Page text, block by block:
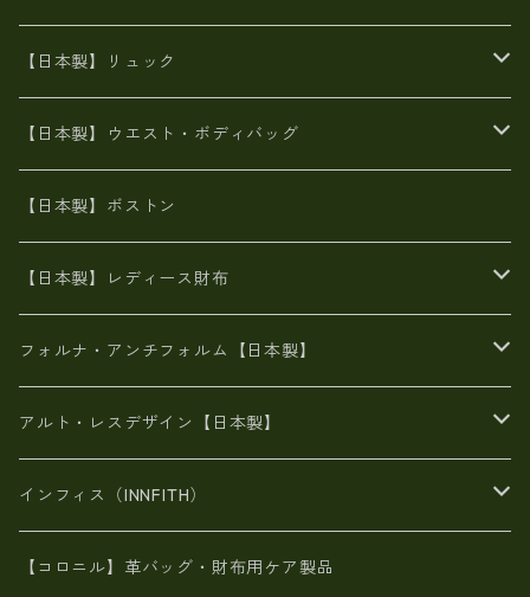
牛革製品リュック
8号帆布
豊岡製
ヌメ革バッグ
Ａ3サイズ
オイルレザー
エナメル
がま口
リネン
メタリック
スエード
漂流ロープバッグ
6号蝋引き帆布
火山灰染めバッグ
8号帆布
財布ポシェット
牛革
メタリック
オイルレザー
６号蝋引き帆布
豊岡製品
エナメルクロコ
がま口
斜め掛け
【日本製】リュック
帆布
豊岡
豊岡製
牛革
日本製
【日本製】ウエスト・ボディバッグ
帆布
【日本製】ボストン
【日本製】レディース財布
二つ折り財布
がま口財布
スペインレザー
長財布
スペインレザー
佐賀牛革
L字ファスナー財布
スペインレザー
ポーチ
フォルナ・アンチフォルム【日本製】
BAG
財布・小物
アルト・レスデザイン【日本製】
BAG
財布・小物
インフィス（INNFITH）
BAG
【コロニル】革バッグ・財布用ケア製品